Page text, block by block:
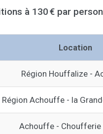
à 130 € par
Location
Région Houffalize -
Région Achouffe - la
Achouffe - Choufferie